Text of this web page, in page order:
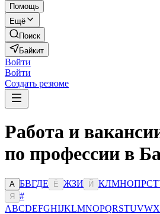
Помощь
Ещё
Поиск
Байкит
Войти
Войти
Создать резюме
Работа и
по профессии в
А БВГДЕ Ё ЖЗИ Й КЛМНОПРСТ
Я
#
ABCDEFGHIJKLMNOPQRSTUVWX